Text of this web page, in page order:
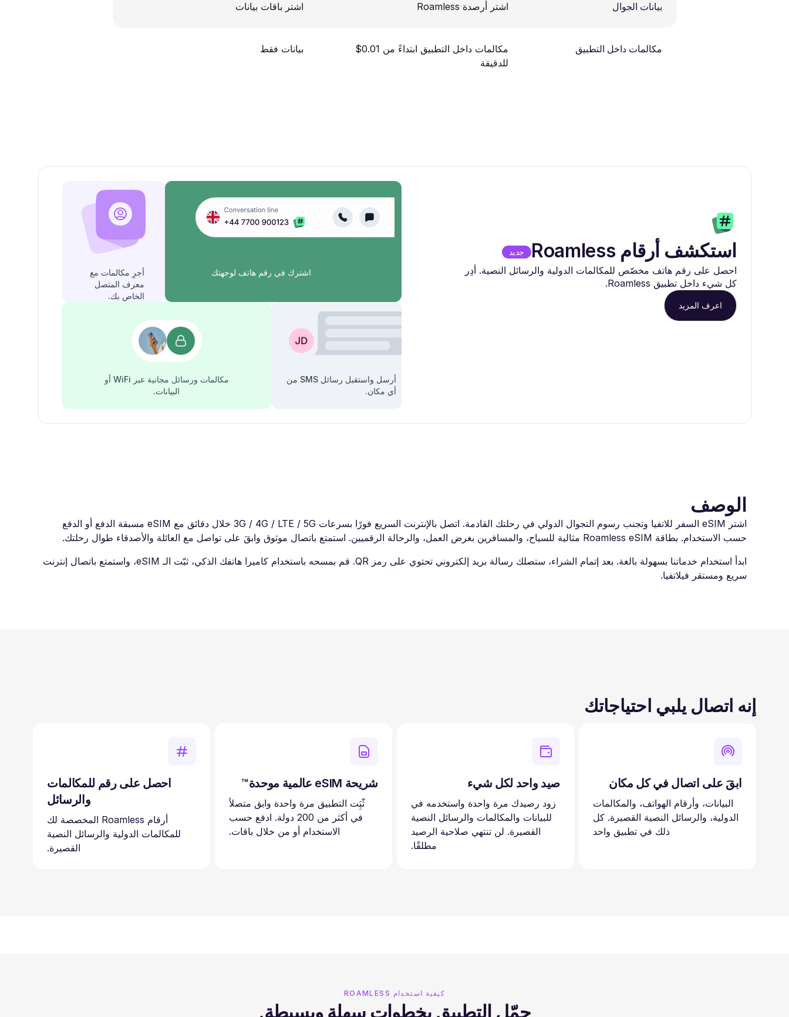
بيانات الجوال اشتر أرصدة Roamless اشتر باقات بيانات
مكالمات داخل التطبيق
مكالمات داخل التطبيق ابتداءً من 0.01$
للدقيقة
بيانات فقط
استكشف أرقام Roamless جديد
احصل على رقم هاتف مخصّص للمكالمات الدولية والرسائل النصية. أدِر
كل شيء داخل تطبيق Roamless.
اعرف المزيد
اشترك في رقم هاتف لوجهتك
أجرِ مكالمات مع
معرف المتصل
الخاص بك.
أرسل واستقبل رسائل SMS من
أي مكان.
مكالمات ورسائل مجانية عبر WiFi أو
البيانات.
الوصف
اشتر eSIM السفر للاتفيا وتجنب رسوم التجوال الدولي في رحلتك القادمة. اتصل بالإنترنت السريع فورًا بسرعات ‎3G / 4G / LTE / 5G‎ خلال دقائق مع eSIM مسبقة الدفع أو الدفع
حسب الاستخدام. بطاقة Roamless eSIM مثالية للسياح، والمسافرين بغرض العمل، والرحالة الرقميين. استمتع باتصال موثوق وابقَ على تواصل مع العائلة والأصدقاء طوال رحلتك.
ابدأ استخدام خدماتنا بسهولة بالغة. بعد إتمام الشراء، ستصلك رسالة بريد إلكتروني تحتوي على رمز QR. قم بمسحه باستخدام كاميرا هاتفك الذكي، ثبّت الـ eSIM، واستمتع باتصال إنترنت
سريع ومستقر فيلاتفيا.
إنه اتصال يلبي احتياجاتك
ابقَ على اتصال في كل مكان
البيانات، وأرقام الهواتف، والمكالمات
الدولية، والرسائل النصية القصيرة. كل
ذلك في تطبيق واحد
صيد واحد لكل شيء
زود رصيدك مرة واحدة واستخدمه في
للبيانات والمكالمات والرسائل النصية
القصيرة. لن تنتهي صلاحية الرصيد
مطلقًا.
شريحة eSIM عالمية موحدة™
ثّبَِت التطبيق مرة واحدة وابق متصلاً
في أكثر من 200 دولة. ادفع حسب
الاستخدام أو من خلال باقات.
احصل على رقم للمكالمات
والرسائل
أرقام Roamless المخصصة لك
للمكالمات الدولية والرسائل النصية
القصيرة.
كيفية استخدام ROAMLESS
حمّل التطبيق بخطوات سهلة وبسيطة.